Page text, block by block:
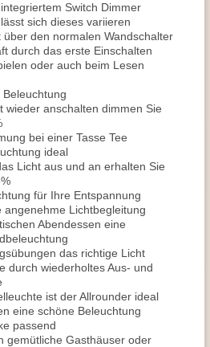
Switch Dimmer
sich dieses variieren
den normalen Wandschalter
durch das erste Einschalten
oder auch beim Lesen
wieder anschalten dimmen Sie
bei einer Tasse Tee
ideal
Licht aus und an erhalten Sie
für Ihre Entspannung
angenehme Lichtbegleitung
Abendessen eine
das richtige Licht
durch wiederholtes Aus- und
ist der Allrounder ideal
eine schöne Beleuchtung
passend
gemütliche Gasthäuser oder